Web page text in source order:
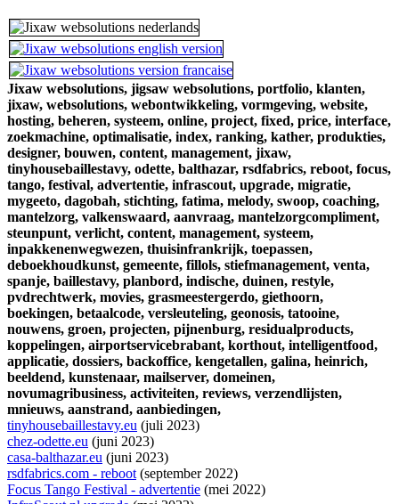
Jixaw websolutions, jigsaw websolutions, portfolio, klanten,
jixaw, websolutions, webontwikkeling, vormgeving, website,
hosting, beheren, systeem, online, project, fixed, price, interface,
zoekmachine, optimalisatie, index, ranking, kather, produkties,
designer, bouwen, content, management, jixaw,
tinyhousebaillestavy, odette, balthazar, rsdfabrics, reboot, focus,
tango, festival, advertentie, infrascout, upgrade, migratie,
mygeeto, dagobah, stichting, fatima, melody, swoop, coaching,
mantelzorg, valkenswaard, aanvraag, mantelzorgcompliment,
steunpunt, verlicht, content, management, systeem,
inpakkenenwegwezen, thuisinfrankrijk, toepassen,
deboekhoudkunst, gemeente, fillols, stiefmanagement, venta,
spanje, baillestavy, planbord, indische, duinen, restyle,
pvdrechtwerk, movies, grasmeestergerdo, giethoorn,
boekingen, betaalcode, versleuteling, geonosis, tatooine,
nouwens, groen, projecten, pijnenburg, residualproducts,
koppelingen, airportservicebrabant, korthout, intelligentfood,
applicatie, dossiers, backoffice, kengetallen, galina, heinrich,
beeldend, kunstenaar, mailserver, domeinen,
novumagribusiness, activiteiten, reviews, verzendlijsten,
mnieuws, aanstrand, aanbiedingen,
tinyhousebaillestavy.eu (juli 2023)
chez-odette.eu (juni 2023)
casa-balthazar.eu (juni 2023)
rsdfabrics.com - reboot(september 2022)
Focus Tango Festival - advertentie (mei 2022)